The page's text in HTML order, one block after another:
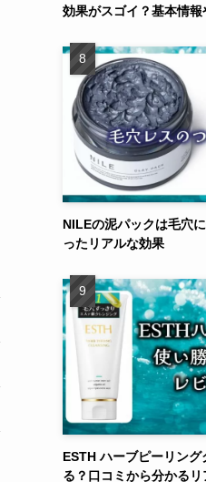
効果がスゴイ？基本情
NILEの泥パックは毛穴
ったリアルな効果
ESTH ハーブピーリン
る？口コミから分かるリ